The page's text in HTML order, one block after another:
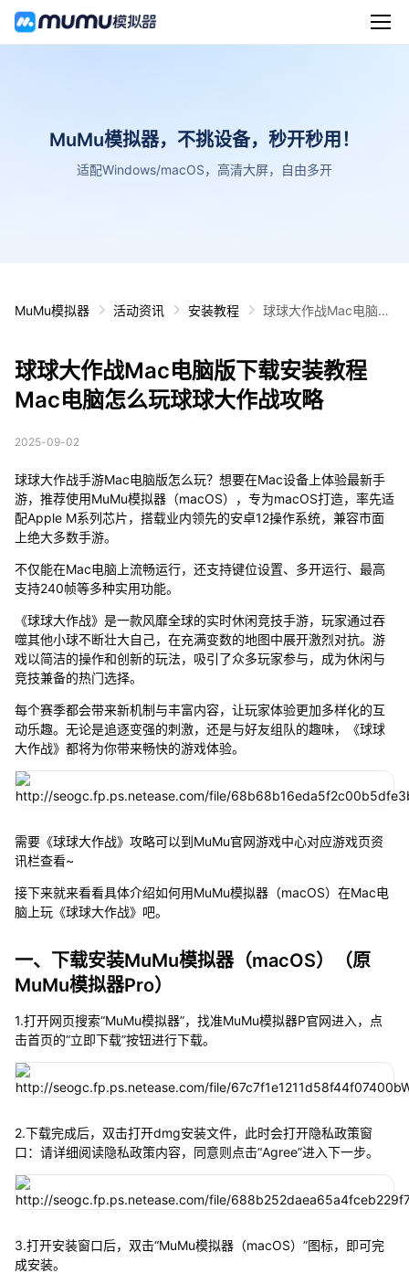
MuMu模拟器，不挑设备，秒开秒用！
适配Windows/macOS，高清大屏，自由多开
MuMu模拟器 活动资讯 安装教程
球球大作战Mac电脑版
球球大作战Mac电脑版下载安装教程
Mac电脑怎么玩球球大作战攻略
2025-09-02
球球大作战手游Mac电脑版怎么玩？想要在Mac设备上体验最新手
游，推荐使用MuMu模拟器（macOS），专为macOS打造，率先适
配Apple M系列芯片，搭载业内领先的安卓12操作系统，兼容市面
上绝大多数手游。
不仅能在Mac电脑上流畅运行，还支持键位设置、多开运行、最高
支持240帧等多种实用功能。
《球球大作战》是一款风靡全球的实时休闲竞技手游，玩家通过吞
噬其他小球不断壮大自己，在充满变数的地图中展开激烈对抗。游
戏以简洁的操作和创新的玩法，吸引了众多玩家参与，成为休闲与
竞技兼备的热门选择。
每个赛季都会带来新机制与丰富内容，让玩家体验更加多样化的互
动乐趣。无论是追逐变强的刺激，还是与好友组队的趣味，《球球
大作战》都将为你带来畅快的游戏体验。
需要《球球大作战》攻略可以到MuMu官网游戏中心对应游戏页资
讯栏查看~
接下来就来看看具体介绍如何用MuMu模拟器（macOS）在Mac电
脑上玩《球球大作战》吧。
一、下载安装MuMu模拟器（macOS）（原
MuMu模拟器Pro）
1.打开网页搜索“MuMu模拟器”，找准MuMu模拟器P官网进入，点
击首页的“立即下载”按钮进行下载。
2.下载完成后，双击打开dmg安装文件，此时会打开隐私政策窗
口：请详细阅读隐私政策内容，同意则点击“Agree”进入下一步。
3.打开安装窗口后，双击“MuMu模拟器（macOS）”图标，即可完
成安装。